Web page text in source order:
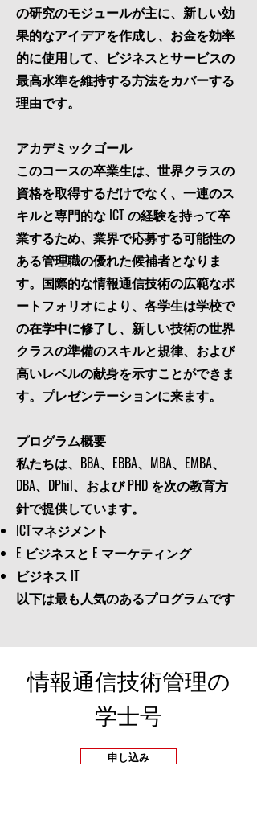
の研究のモジュールが主に、新しい効
果的なアイデアを作成し、お金を効率
的に使用して、ビジネスとサービスの
最高水準を維持する方法をカバーする
理由です。
アカデミックゴール
このコースの卒業生は、世界クラスの
資格を取得するだけでなく、一連のス
キルと専門的な ICT の経験を持って卒
業するため、業界で応募する可能性の
ある管理職の優れた候補者となりま
す。国際的な情報通信技術の広範なポ
ートフォリオにより、各学生は学校で
の在学中に修了し、新しい技術の世界
クラスの準備のスキルと規律、および
高いレベルの献身を示すことができま
す。プレゼンテーションに来ます。
プログラム概要
私たちは、BBA、EBBA、MBA、EMBA、
DBA、DPhil、および PHD を次の教育方
針で提供しています。
ICTマネジメント
E ビジネスと E マーケティング
ビジネス IT
以下は最も人気のあるプログラムです
情報通信技術管理の
学士号
申し込み